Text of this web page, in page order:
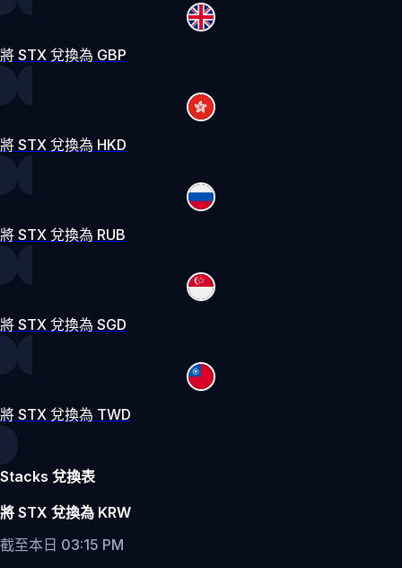
將 STX 兌換為 GBP
將 STX 兌換為 HKD
將 STX 兌換為 RUB
將 STX 兌換為 SGD
將 STX 兌換為 TWD
Stacks 兌換表
將 STX 兌換為 KRW
截至本日 03:15 PM